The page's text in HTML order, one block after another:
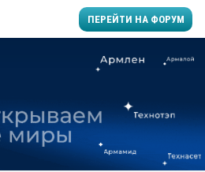
ПЕРЕЙТИ НА ФОРУМ
Вакуум-формовочные
ближайшее
28.07.2026